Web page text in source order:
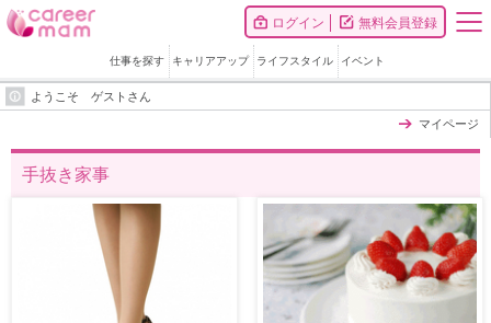
ログイン 無料会員登録
仕事を探す キャリアアップ ライフスタイル イベント
ようこそ ゲストさん
マイページ
手抜き家事